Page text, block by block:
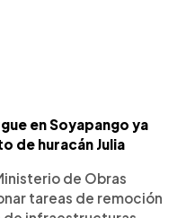
en Soyapango ya
de huracán Julia
de Obras
tareas de remoción